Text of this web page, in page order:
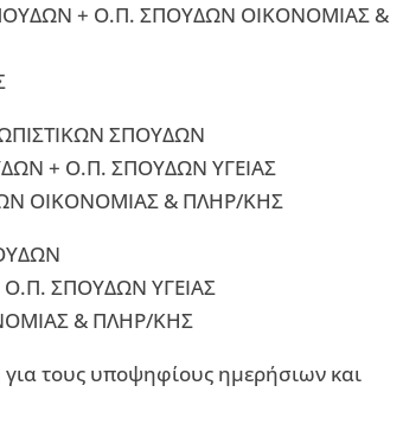
+ Ο.Π. ΣΠΟΥΔΩΝ ΟΙΚΟΝΟΜΙΑΣ &
ΣΠΟΥΔΩΝ
+ Ο.Π. ΣΠΟΥΔΩΝ ΥΓΕΙΑΣ
ΟΙΚΟΝΟΜΙΑΣ & ΠΛΗΡ/ΚΗΣ
ΣΠΟΥΔΩΝ ΥΓΕΙΑΣ
& ΠΛΗΡ/ΚΗΣ
για τους υποψηφίους ημερήσιων και